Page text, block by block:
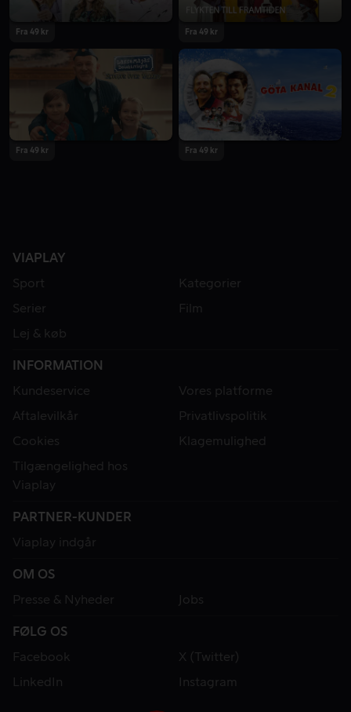
Fra 49 kr Fra 49 kr
Fra 49 kr Fra 49 kr
VIAPLAY
Sport
Kategorier
Serier
Film
Lej & køb
INFORMATION
Kundeservice
Vores platforme
Aftalevilkår
Privatlivspolitik
Cookies
Klagemulighed
Tilgængelighed hos
Viaplay
PARTNER-KUNDER
Viaplay indgår
OM OS
Presse & Nyheder
Jobs
FØLG OS
Facebook
X (Twitter)
LinkedIn
Instagram